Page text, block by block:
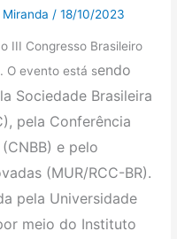
Miranda/18/10/2023
III Congresso Brasileiro
O evento está sendo
Sociedade Brasileira
pela Conferência
e pelo
(MUR/RCC-BR).
pela Universidade
meio do Instituto